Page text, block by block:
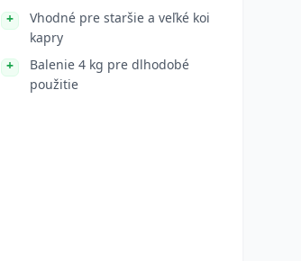
Vhodné pre staršie a veľké koi
kapry
Balenie 4 kg pre dlhodobé
použitie